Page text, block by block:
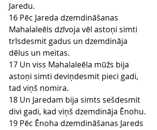
Jaredu.
16 Pēc Jareda dzemdināšanas
Mahalaleēls dzīvoja vēl astoņi simti
trīsdesmit gadus un dzemdināja
dēlus un meitas.
17 Un viss Mahalaleēla mūžs bija
astoņi simti deviņdesmit pieci gadi,
tad viņš nomira.
18 Un Jaredam bija simts sešdesmit
divi gadi, kad viņš dzemdināja Ēnohu.
19 Pēc Ēnoha dzemdināšanas Jareds